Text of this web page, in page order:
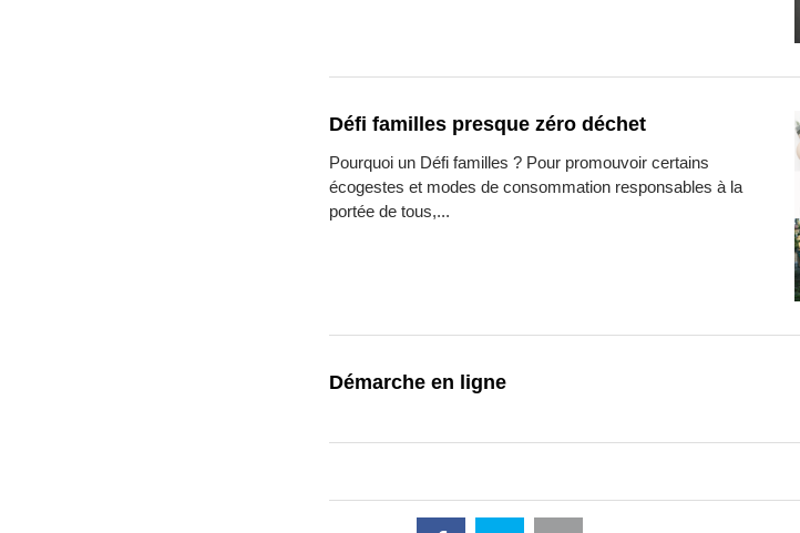
Défi familles presque zéro déchet
Pourquoi un Défi familles ? Pour promouvoir certains
écogestes et modes de consommation responsables à la
portée de tous,...
Démarche en ligne